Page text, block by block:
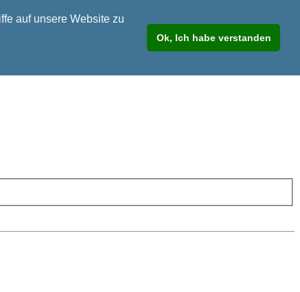
auf unsere Website zu
Ok, Ich habe verstanden